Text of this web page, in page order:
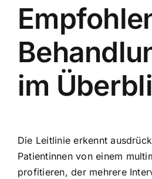
im
Die Leitlinie erkennt
Patientinnen von einem
profitieren, der mehrere